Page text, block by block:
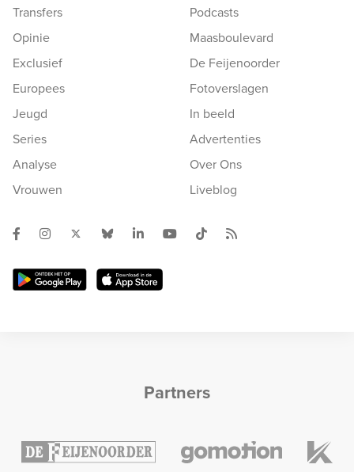
Transfers
Opinie
Exclusief
Europees
Jeugd
Series
Analyse
Vrouwen
Podcasts
Maasboulevard
De Feijenoorder
Fotoverslagen
In beeld
Advertenties
Over Ons
Liveblog
Partners